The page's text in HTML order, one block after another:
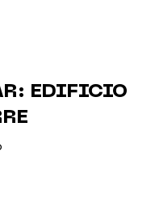
EDIFICIO